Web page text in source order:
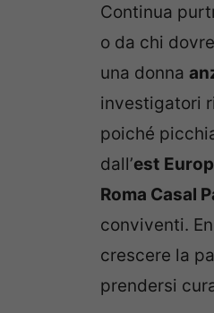
Continua
o da chi
una donna
investigatori
poiché
dall’est
Roma Casal
conviventi.
crescere la
prendersi